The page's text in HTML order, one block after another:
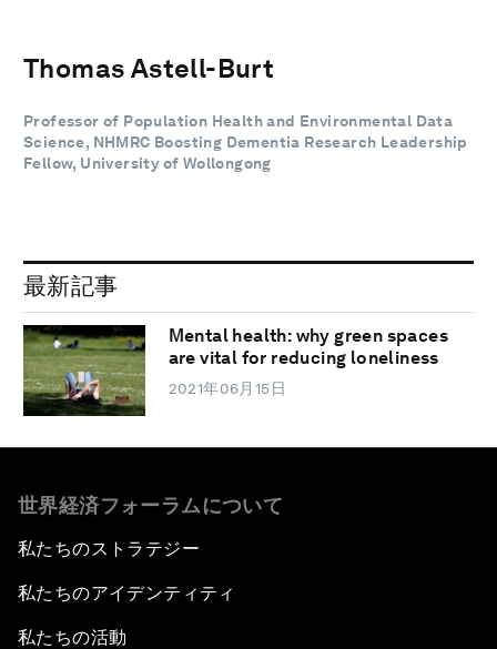
Thomas Astell-Burt
Professor of Population Health and Environmental Data
Science, NHMRC Boosting Dementia Research Leadership
Fellow, University of Wollongong
最新記事
Mental health: why green spaces
are vital for reducing loneliness
2021年06月15日
世界経済フォーラムについて
私たちのストラテジー
私たちのアイデンティティ
私たちの活動